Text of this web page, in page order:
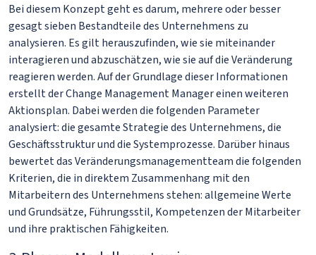
Bei diesem Konzept geht es darum, mehrere oder besser
gesagt sieben Bestandteile des Unternehmens zu
analysieren. Es gilt herauszufinden, wie sie miteinander
interagieren und abzuschätzen, wie sie auf die Veränderung
reagieren werden. Auf der Grundlage dieser Informationen
erstellt der Change Management Manager einen weiteren
Aktionsplan. Dabei werden die folgenden Parameter
analysiert: die gesamte Strategie des Unternehmens, die
Geschäftsstruktur und die Systemprozesse. Darüber hinaus
bewertet das Veränderungsmanagementteam die folgenden
Kriterien, die in direktem Zusammenhang mit den
Mitarbeitern des Unternehmens stehen: allgemeine Werte
und Grundsätze, Führungsstil, Kompetenzen der Mitarbeiter
und ihre praktischen Fähigkeiten.